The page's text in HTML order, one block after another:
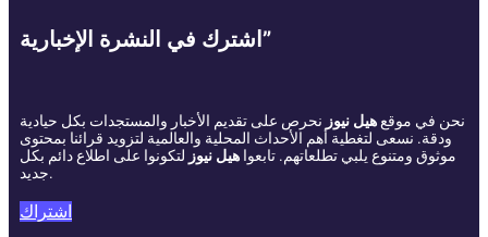
اشترك في النشرة الإخبارية”
نحن في موقع هيل نيوز نحرص على تقديم الأخبار والمستجدات بكل حيادية
ودقة. نسعى لتغطية أهم الأحداث المحلية والعالمية لتزويد قرائنا بمحتوى
موثوق ومتنوع يلبي تطلعاتهم. تابعوا هيل نيوز لتكونوا على اطلاع دائم بكل
جديد.
اشتراك